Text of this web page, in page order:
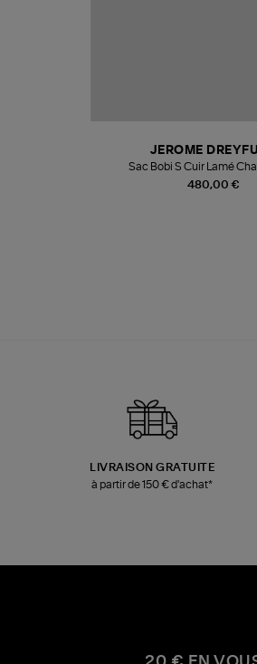
480,00 €
JEROME
Sac Bobi S Cuir Lamé
LIVRAISON GRATUITE
à partir de 150 € d'achat*